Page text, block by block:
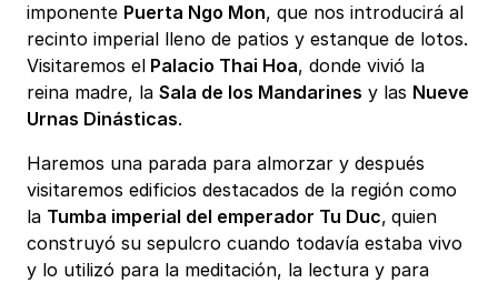
imponente Puerta Ngo Mon, que nos introducirá al
recinto imperial lleno de patios y estanque de lotos.
Visitaremos el Palacio Thai Hoa, donde vivió la
reina madre, la Sala de los Mandarines y las Nueve
Urnas Dinásticas.
Haremos una parada para almorzar y después
visitaremos edificios destacados de la región como
la Tumba imperial del emperador Tu Duc, quien
construyó su sepulcro cuando todavía estaba vivo
y lo utilizó para la meditación, la lectura y para